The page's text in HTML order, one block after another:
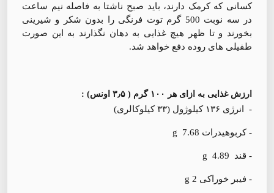
کسانی که کرمک دارند، باید صبح ناشتا به فاصله نیم ساعت
در سه نوبت 500 گرم توت فرنگی را بدون شکر و شیرینی
بخورند و تا ظهر هیچ غذایی به دهان نگذارند به این صورت
طفیلی های روده دفع خواهد شد.
ارزش غذایی به ازای هر ۱۰۰ گرم ( ۳٫۵ اونس) :
- انرژی ۱۳۶ کیلوژول (۳۳ کیلوکالری)
- کربوهیدرات g 7.68
- قند g 4.89
- فیبر خوراکی g 2